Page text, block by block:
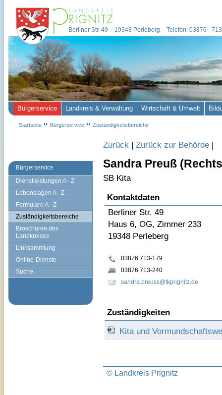
Bürgerservice
Dienstleistungen A - Z
Lebenslagen A - Z
Formulare A - Z
Zuständigkeitsbereiche
Broschüren des
Landkreises
Linksammlung
Online-Dienste
Suche
Zurück | Zurück zur Behörde |
Sandra Preuß
SB Kita
Kontaktdaten
Berliner Str. 49
Haus 6, OG, Zimmer 233
19348 Perleberg
03876 713-179
03876 713-240
sandra.preuss@lkprignitz.de
Zuständigkeiten
Kita und
© Landkreis Prignitz
Berliner Str. 49 - 19348 Perleberg - Telefon: 03876 -
Bürgerservice Landkreis & Verwaltung Wirtschaft & Umwelt
Startseite Bürgerservice Zuständigkeitsbereiche